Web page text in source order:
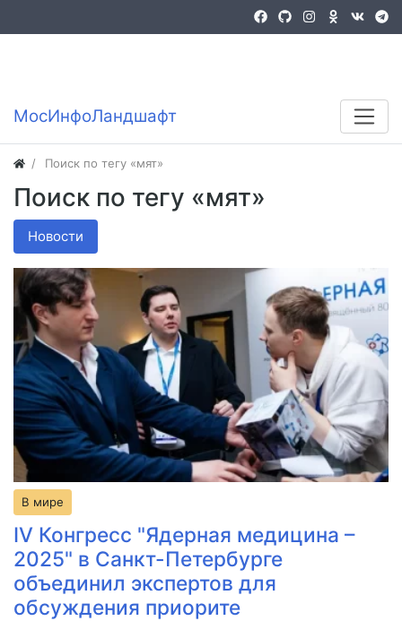
MocИнфоЛандшафт
Поиск по тегу «мят»
Поиск по тегу «мят»
Новости
В мире
IV Конгресс "Ядерная медицина –
2025" в Санкт-Петербурге
объединил экспертов для
обсуждения приорите